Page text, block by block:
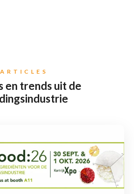
ARTICLES
en trends uit de